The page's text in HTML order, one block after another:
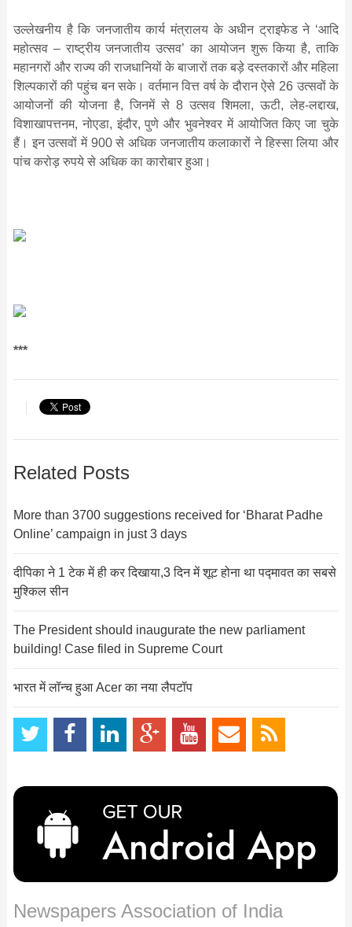
उल्लेखनीय है कि जनजातीय कार्य मंत्रालय के अधीन ट्राइफेड ने ‘आदि
महोत्सव – राष्ट्रीय जनजातीय उत्सव’ का आयोजन शुरू किया है, ताकि
महानगरों और राज्य की राजधानियों के बाजारों तक बड़े दस्तकारों और महिला
शिल्पकारों की पहुंच बन सके। वर्तमान वित्त वर्ष के दौरान ऐसे 26 उत्सवों के
आयोजनों की योजना है, जिनमें से 8 उत्सव शिमला, ऊटी, लेह-लद्दाख,
विशाखापत्तनम, नोएडा, इंदौर, पुणे और भुवनेश्वर में आयोजित किए जा चुके
हैं। इन उत्सवों में 900 से अधिक जनजातीय कलाकारों ने हिस्सा लिया और
पांच करोड़ रुपये से अधिक का कारोबार हुआ।
***
Related Posts
More than 3700 suggestions received for ‘Bharat Padhe
Online’ campaign in just 3 days
दीपिका ने 1 टेक में ही कर दिखाया,3 दिन में शूट होना था पद्मावत का सबसे
मुश्किल सीन
The President should inaugurate the new parliament
building! Case filed in Supreme Court
भारत में लॉन्च हुआ Acer का नया लैपटॉप
Newspapers Association of India